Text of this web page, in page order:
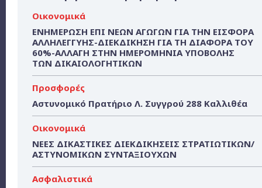
Οικονομικά
ΕΝΗΜΕΡΩΣΗ ΕΠΙ ΝΕΩΝ ΑΓΩΓΩΝ ΓΙΑ ΤΗΝ ΕΙΣΦΟΡΑ
ΑΛΛΗΛΕΓΓΥΗΣ-ΔΙΕΚΔΙΚΗΣΗ ΓΙΑ ΤΗ ΔΙΑΦΟΡΑ ΤΟΥ
60%-ΑΛΛΑΓΗ ΣΤΗΝ ΗΜΕΡΟΜΗΝΙΑ ΥΠΟΒΟΛΗΣ
ΤΩΝ ΔΙΚΑΙΟΛΟΓΗΤΙΚΩΝ
Προσφορές
Αστυνομικό Πρατήριο Λ. Συγγρού 288 Καλλιθέα
Οικονομικά
ΝΕΕΣ ΔΙΚΑΣΤΙΚΕΣ ΔΙΕΚΔΙΚΗΣΕΙΣ ΣΤΡΑΤΙΩΤΙΚΩΝ/
ΑΣΤΥΝΟΜΙΚΩΝ ΣΥΝΤΑΞΙΟΥΧΩΝ
Ασφαλιστικά